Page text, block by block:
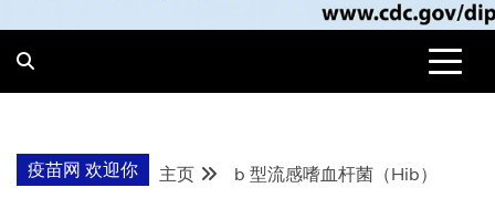
疫苗网 欢迎你 主页 b 型流感嗜血杆菌（Hib）